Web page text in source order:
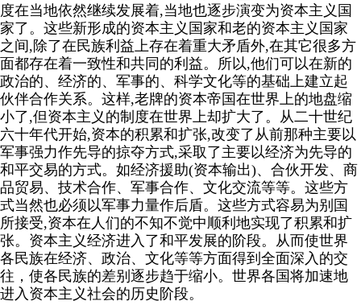
度在当地依然继续发展着,当地也逐步演变为资本主义国
家了。这些新形成的资本主义国家和老的资本主义国家
之间,除了在民族利益上存在着重大矛盾外,在其它很多方
面都存在着一致性和共同的利益。所以,他们可以在新的
政治的、经济的、军事的、科学文化等的基础上建立起
伙伴合作关系。这样,老牌的资本帝国在世界上的地盘缩
小了,但资本主义的制度在世界上却扩大了。从二十世纪
六十年代开始,资本的积累和扩张,改变了从前那种主要以
军事强力作先导的掠夺方式,采取了主要以经济为先导的
和平交易的方式。如经济援助(资本输出)、合伙开发、商
品贸易、技术合作、军事合作、文化交流等等。 这些方
式当然也必须以军事力量作后盾。这些方式容易为别国
所接受,资本在人们的不知不觉中顺利地实现了积累和扩
张。资本主义经济进入了和平发展的阶段。从而使世界
各民族在经济、政治、文化等等方面得到全面深入的交
往，使各民族的差别逐步趋于缩小。世界各国将加速地
进入资本主义社会的历史阶段。